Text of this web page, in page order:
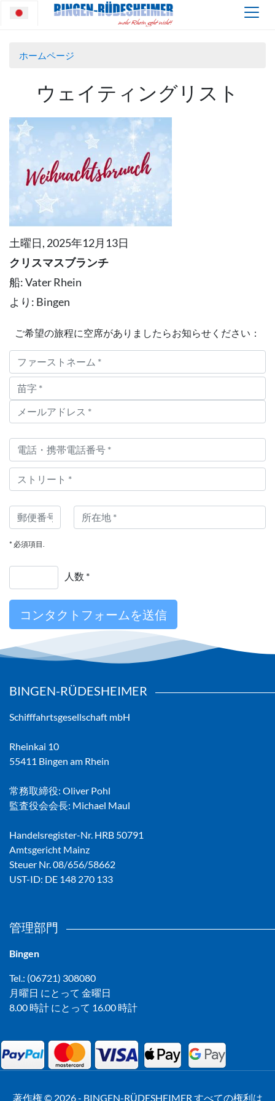
ホームページ
ウェイティングリスト
土曜日, 2025年12月13日
クリスマスブランチ
船: Vater Rhein
より: Bingen
ご希望の旅程に空席がありましたらお知らせください：
* 必須項目.
人数 *
BINGEN-RÜDESHEIMER
Schifffahrtsgesellschaft mbH
Rheinkai 10
55411 Bingen am Rhein
常務取締役: Oliver Pohl
監査役会会長: Michael Maul
Handelsregister-Nr. HRB 50791
Amtsgericht Mainz
Steuer Nr. 08/656/58662
UST-ID: DE 148 270 133
管理部門
Bingen
Tel.: (06721) 308080
月曜日 にとって 金曜日
8.00 時計 にとって 16.00 時計
著作権 © 2026 - BINGEN-RÜDESHEIMER すべての権利は